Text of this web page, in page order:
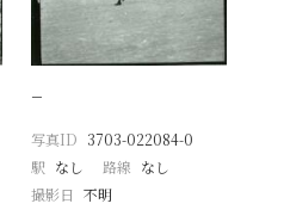
−
写真ID 3703-022084-0
駅 なし 路線 なし
撮影日 不明